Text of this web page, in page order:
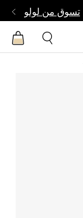
تسوق من لولو